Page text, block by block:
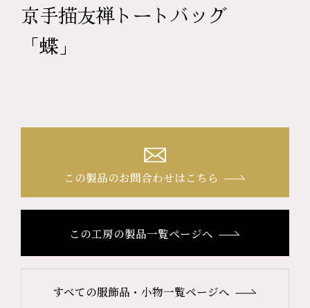
京手描友禅トートバッグ
「蝶」
この製品のお問合わせはこちら
この工房の製品一覧ページへ
すべての服飾品・小物一覧ページへ